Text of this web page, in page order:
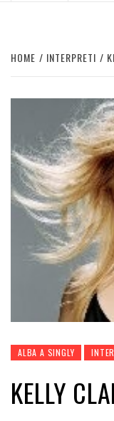
HOME INTERPRETI
ALBA A SINGLY
KELLY